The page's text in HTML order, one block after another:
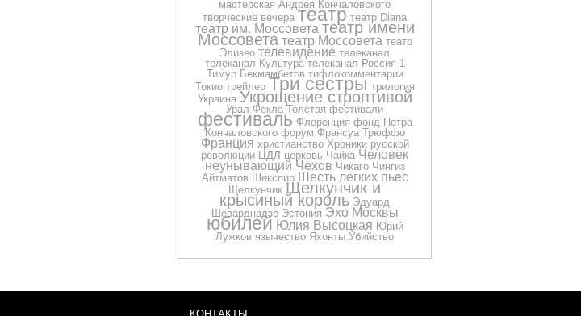
мастерская Андрея Кончаловского
творческие вечера театр театр Diana
театр им. Моссовета театр имени
Моссовета театр Моссовета театр
Элизео телевидение телеканал
телеканал Культура телеканал Россия 1
Тимур Бекмамбетов тифлокомментарии
Токио трейлер Три сестры трилогия
Украина Укрощение строптивой
Урал Фекла Толстая фестивали
фестиваль Флоренция фонд Петра
Кончаловского форум Франсуа Трюффо
Франция христианство Хроники русской
революции ЦДЛ церковь Чайка Человек
неунывающий Чехов Чикаго Чингиз
Айтматов Шекспир Шесть легких пьес
Щелкунчик Щелкунчик и
крысиный король Эдуард
Шеварднадзе Эстония Эхо Москвы
юбилей Юлия Высоцкая Юрий
Лужков язычество Яхонты.Убийство